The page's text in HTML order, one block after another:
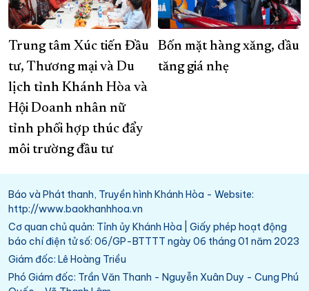
Trung tâm Xúc tiến Đầu
tư, Thương mại và Du
lịch tỉnh Khánh Hòa và
Hội Doanh nhân nữ
tỉnh phối hợp thúc đẩy
môi trường đầu tư
Bốn mặt hàng xăng, dầu
tăng giá nhẹ
Báo và Phát thanh, Truyền hình Khánh Hòa - Website:
http://www.baokhanhhoa.vn
Cơ quan chủ quản: Tỉnh ủy Khánh Hòa | Giấy phép hoạt động
báo chí điện tử số: 06/GP-BTTTT ngày 06 tháng 01 năm 2023
Giám đốc: Lê Hoàng Triều
Phó Giám đốc: Trần Văn Thanh - Nguyễn Xuân Duy - Cung Phú